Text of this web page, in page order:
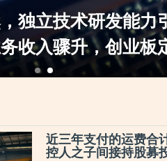
“闯关”两年却撤材料
户引关注，市场环境
近三年支付的运费合
控人之子间接持股募